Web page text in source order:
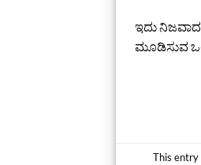
ಇದು
ಮೂಡಿಸುವ
This